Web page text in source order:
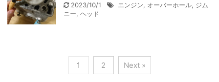
2023/10/1 エンジン, オーバーホール, ジム
ニー, ヘッド
1 2 Next »